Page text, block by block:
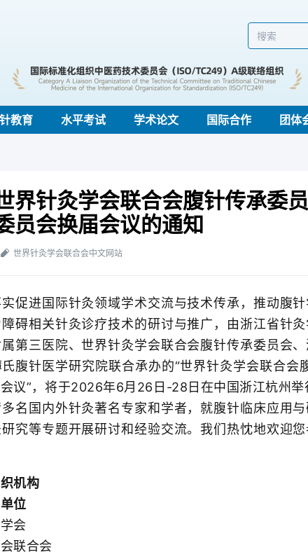
教育 水平考试 学术论文 国际合作 团体
界针灸学会联合会腹针传承委
员会换届会议的通知
世界针灸学会联合会中文网站
进国际针灸领域学术交流与技术传承，推动腹针
碍相关针灸诊疗技术的研讨与推广，由浙江省针
第三医院、世界针灸学会联合会腹针传承委员会
腹针医学研究院联合承办的“世界针灸学会联合
议”，将于2026年6月26日-28日在中国浙江杭州举
国内外针灸著名专家和学者，就腹针临床应用与
究等专题开展研讨和经验交流。我们热忱地欢迎
机构
位
会
联合会